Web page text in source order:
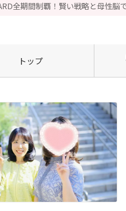
全期間制覇！賢い戦略と母性脳
トップ